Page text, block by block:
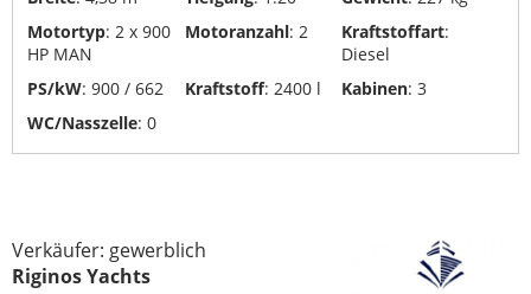
Segel-
Versicherungen
Motortyp: 2 x 900
HP MAN
Motoranzahl: 2 Kraftstoffart:
Diesel
PS/kW: 900 / 662 Kraftstoff: 2400 l Kabinen: 3
WC/Nasszelle: 0
Verkäufer: gewerblich
Riginos Yachts